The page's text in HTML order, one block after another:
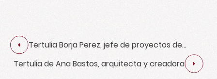
Tertulia Borja Perez, jefe de proyectos de
Tertulia de Ana Bastos, arquitecta y creadora